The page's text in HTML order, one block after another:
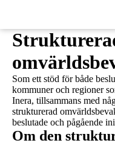
Som ett stöd för både
kommuner och regioner
Inera, tillsammans med
strukturerad
beslutade och pågående
Om den